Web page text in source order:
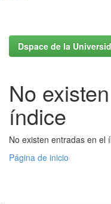
Dspace de la
No
índice
No existen entradas en el
Página de inicio